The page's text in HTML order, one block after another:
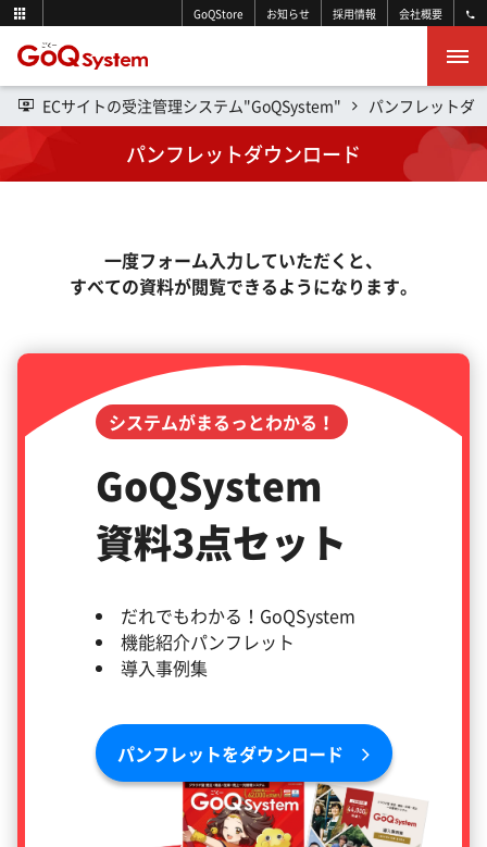
GoQStore お知らせ 採用情報 会社概要
ECサイトの受注管理システム"GoQSystem" パンフレットダ
パンフレットダウンロード
一度フォーム入力していただくと、
すべての資料が閲覧できるようになります。
システムがまるっとわかる！
GoQSystem
資料3点セット
だれでもわかる！GoQSystem
機能紹介パンフレット
導入事例集
パンフレットをダウンロード